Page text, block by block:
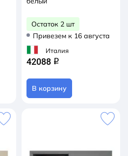
Остаток 2 шт
Привезем к 16 августа
Италия
42088 q
В корзину